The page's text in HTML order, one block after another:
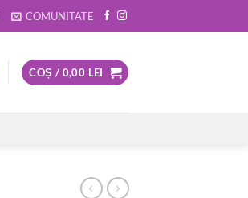
COMUNITATE
COȘ / 0,00 LEI